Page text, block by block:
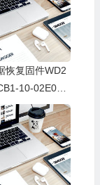
恢复固件WD2
10-02E01-
1000